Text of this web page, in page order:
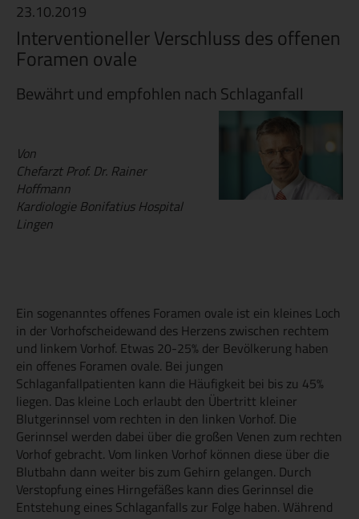
23.10.2019
Interventioneller Verschluss des offenen
Foramen ovale
Bewährt und empfohlen nach Schlaganfall
Von
Chefarzt Prof. Dr. Rainer
Hoffmann
Kardiologie Bonifatius Hospital
Lingen
Ein sogenanntes offenes Foramen ovale ist ein kleines Loch
in der Vorhofscheidewand des Herzens zwischen rechtem
und linkem Vorhof. Etwas 20-25% der Bevölkerung haben
ein offenes Foramen ovale. Bei jungen
Schlaganfallpatienten kann die Häufigkeit bei bis zu 45%
liegen. Das kleine Loch erlaubt den Übertritt kleiner
Blutgerinnsel vom rechten in den linken Vorhof. Die
Gerinnsel werden dabei über die großen Venen zum rechten
Vorhof gebracht. Vom linken Vorhof können diese über die
Blutbahn dann weiter bis zum Gehirn gelangen. Durch
Verstopfung eines Hirngefäßes kann dies Gerinnsel die
Entstehung eines Schlaganfalls zur Folge haben. Während